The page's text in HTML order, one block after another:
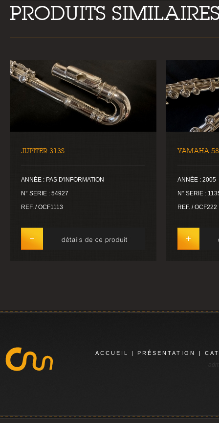
PRODUITS
JUPITER 313S
ANNÉE : PAS D'INFORMATION
N° SERIE : 54927
REF. / OCF1113
YAMAHA
ANNÉE : 2005
N° SERIE :
REF. / OCF222
ACCUEIL |PRÉSENTATION |